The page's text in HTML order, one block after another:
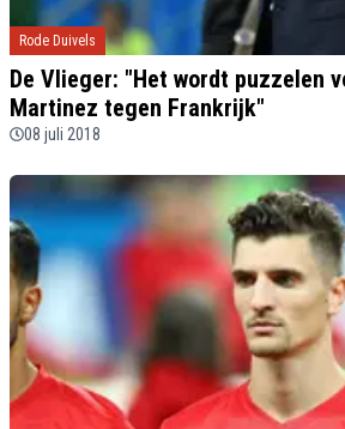
Rode Duivels
De Vlieger: "Het wordt puzzelen
Martinez tegen Frankrijk"
08 juli 2018